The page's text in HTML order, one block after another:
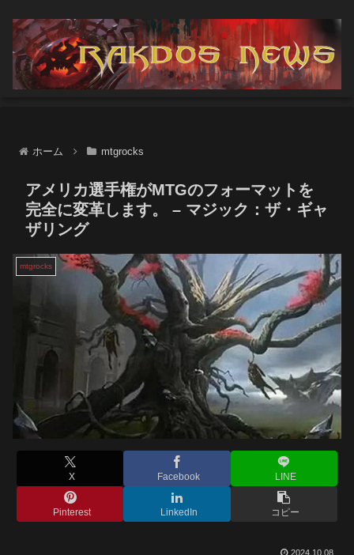
ホーム mtgrocks
アメリカ選手権がMTGのフォーマットを
完全に変革します。 – マジック：ザ・ギャ
ザリング
mtgrocks
X Facebook LINE
Pinterest LinkedIn コピー
2024.10.08